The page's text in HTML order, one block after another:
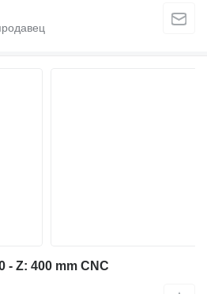
- Z: 400 mm CNC